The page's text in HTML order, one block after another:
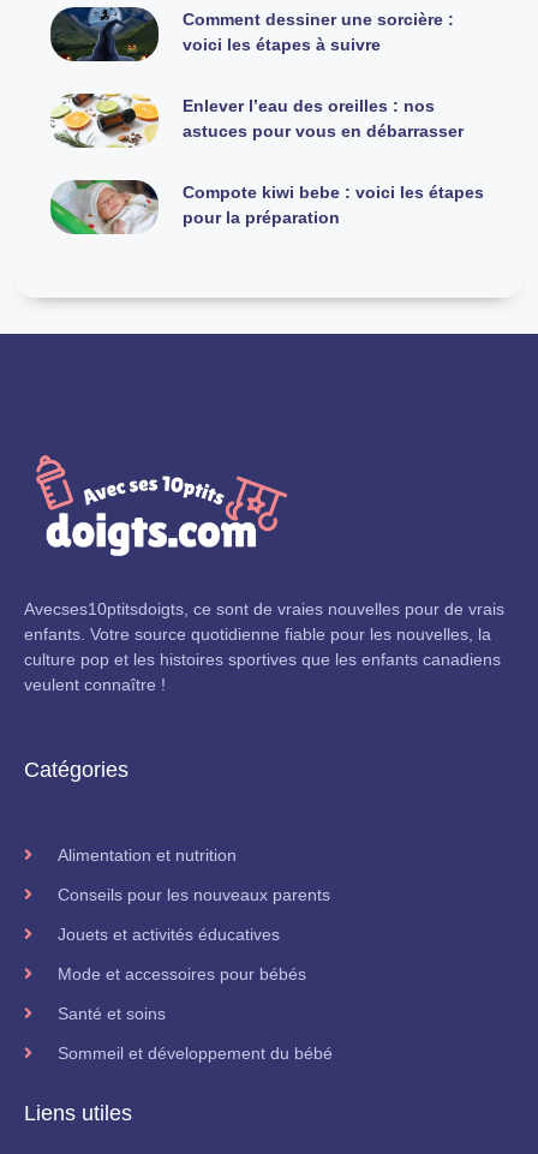
Comment dessiner une sorcière :
voici les étapes à suivre
Enlever l’eau des oreilles : nos
astuces pour vous en débarrasser
Compote kiwi bebe : voici les étapes
pour la préparation
Avecses10ptitsdoigts, ce sont de vraies nouvelles pour de vrais
enfants. Votre source quotidienne fiable pour les nouvelles, la
culture pop et les histoires sportives que les enfants canadiens
veulent connaître !
Catégories
Alimentation et nutrition
Conseils pour les nouveaux parents
Jouets et activités éducatives
Mode et accessoires pour bébés
Santé et soins
Sommeil et développement du bébé
Liens utiles